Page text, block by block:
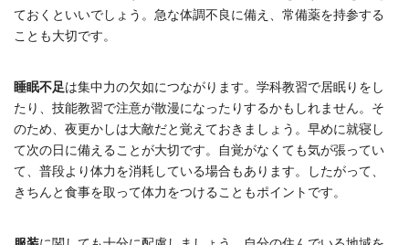
ておくといいでしょう。急な体調不良に備え、常備薬を持参する
ことも大切です。
睡眠不足は集中力の欠如につながります。学科教習で居眠りをし
たり、技能教習で注意が散漫になったりするかもしれません。そ
のため、夜更かしは大敵だと覚えておきましょう。早めに就寝し
て次の日に備えることが大切です。自覚がなくても気が張ってい
て、普段より体力を消耗している場合もあります。したがって、
きちんと食事を取って体力をつけることもポイントです。